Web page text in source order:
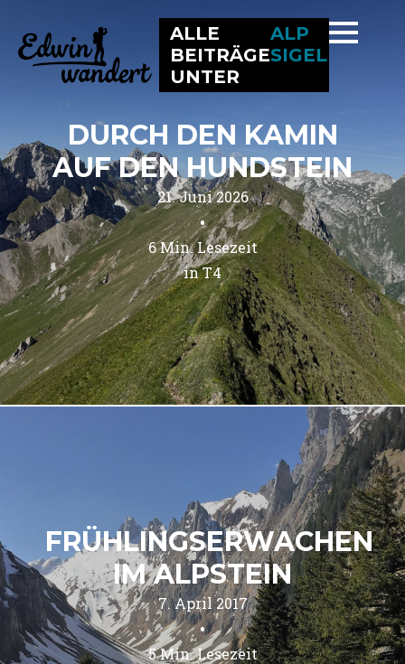
ALLE
BEITRÄGE
UNTER
ALP
SIGEL
DURCH DEN KAMIN
AUF DEN HUNDSTEIN
21. Juni 2026
•
6Min. Lesezeit
in T4
FRÜHLINGSERWACHEN
IM ALPSTEIN
7. April 2017
•
5Min. Lesezeit